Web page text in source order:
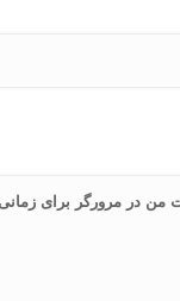
من در مرورگر برای